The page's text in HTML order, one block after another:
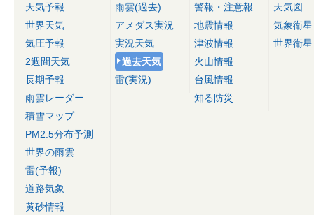
天気予報
世界天気
気圧予報
2週間天気
長期予報
雨雲レーダー
積雪マップ
PM2.5分布予測
世界の雨雲
雷(予報)
道路気象
黄砂情報
雨雲(過去)
アメダス実況
実況天気
過去天気
雷(実況)
警報・注意報
地震情報
津波情報
火山情報
台風情報
知る防災
天気図
気象衛星
世界衛星